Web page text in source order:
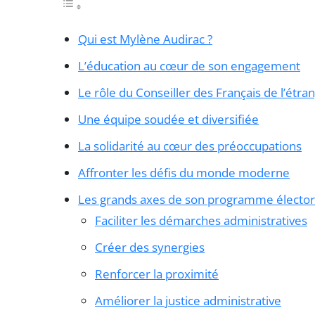
Qui est Mylène Audirac ?
L’éducation au cœur de son engagement
Le rôle du Conseiller des Français de
Une équipe soudée et diversifiée
La solidarité au cœur des préoccupations
Affronter les défis du monde moderne
Les grands axes de son programme
Faciliter les démarches administratives
Créer des synergies
Renforcer la proximité
Améliorer la justice administrative